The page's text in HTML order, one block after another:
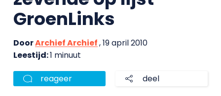
GroenLinks
DoorArchief Archief, 19 april 2010
Leestijd:1 minuut
reageer deel